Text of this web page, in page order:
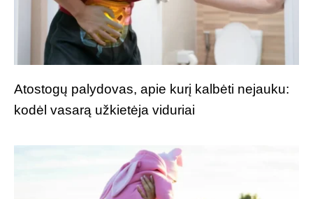
Atostogų palydovas, apie kurį kalbėti nejauku:
kodėl vasarą užkietėja viduriai